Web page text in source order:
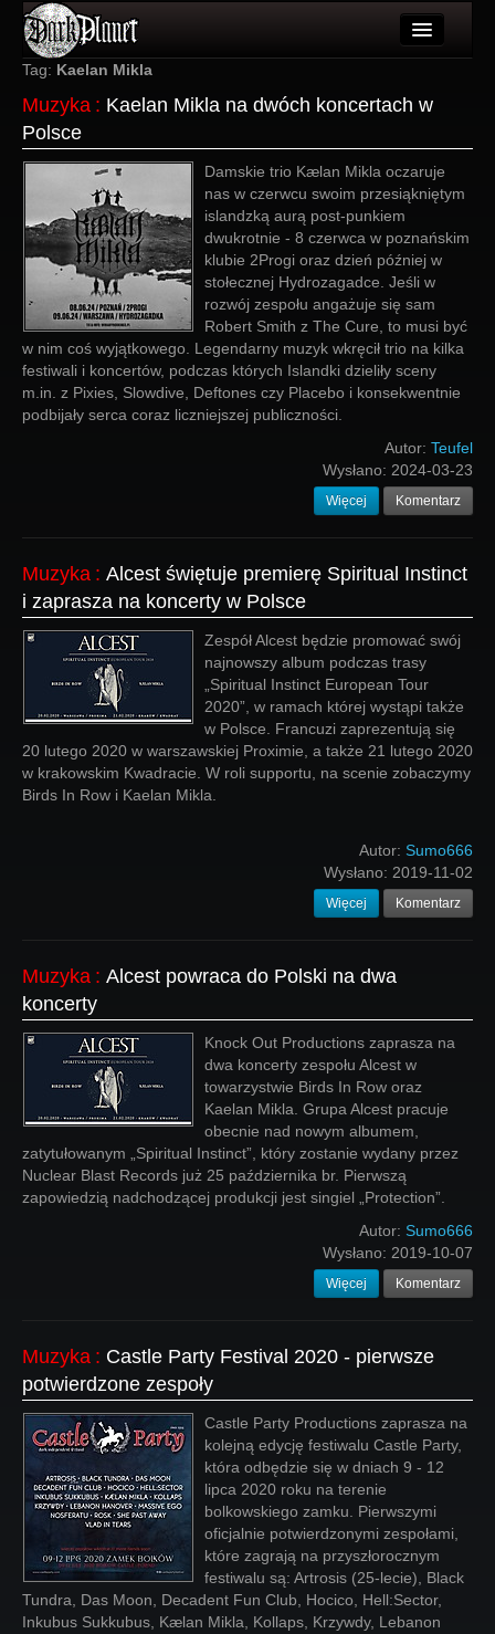
Artykuły
Użytkownicy
Wydarzenia
Galeria
Forum
Więcej
Login
Tag: Kaelan Mikla
Muzyka : Kaelan Mikla na dwóch koncertach w
Polsce
Damskie trio Kælan Mikla oczaruje
nas w czerwcu swoim przesiąkniętym
islandzką aurą post-punkiem
dwukrotnie - 8 czerwca w poznańskim
klubie 2Progi oraz dzień później w
stołecznej Hydrozagadce. Jeśli w
rozwój zespołu angażuje się sam
Robert Smith z The Cure, to musi być
w nim coś wyjątkowego. Legendarny muzyk wkręcił trio na kilka
festiwali i koncertów, podczas których Islandki dzieliły sceny
m.in. z Pixies, Slowdive, Deftones czy Placebo i konsekwentnie
podbijały serca coraz liczniejszej publiczności.
Autor: Teufel
Wysłano: 2024-03-23
Więcej Komentarz
Muzyka : Alcest świętuje premierę Spiritual Instinct
i zaprasza na koncerty w Polsce
Zespół Alcest będzie promować swój
najnowszy album podczas trasy
„Spiritual Instinct European Tour
2020”, w ramach której wystąpi także
w Polsce. Francuzi zaprezentują się
20 lutego 2020 w warszawskiej Proximie, a także 21 lutego 2020
w krakowskim Kwadracie. W roli supportu, na scenie zobaczymy
Birds In Row i Kaelan Mikla.
Autor: Sumo666
Wysłano: 2019-11-02
Więcej Komentarz
Muzyka : Alcest powraca do Polski na dwa
koncerty
Knock Out Productions zaprasza na
dwa koncerty zespołu Alcest w
towarzystwie Birds In Row oraz
Kaelan Mikla. Grupa Alcest pracuje
obecnie nad nowym albumem,
zatytułowanym „Spiritual Instinct”, który zostanie wydany przez
Nuclear Blast Records już 25 października br. Pierwszą
zapowiedzią nadchodzącej produkcji jest singiel „Protection”.
Autor: Sumo666
Wysłano: 2019-10-07
Więcej Komentarz
Muzyka : Castle Party Festival 2020 - pierwsze
potwierdzone zespoły
Castle Party Productions zaprasza na
kolejną edycję festiwalu Castle Party,
która odbędzie się w dniach 9 - 12
lipca 2020 roku na terenie
bolkowskiego zamku. Pierwszymi
oficjalnie potwierdzonymi zespołami,
które zagrają na przyszłorocznym
festiwalu są: Artrosis (25-lecie), Black
Tundra, Das Moon, Decadent Fun Club, Hocico, Hell:Sector,
Inkubus Sukkubus, Kælan Mikla, Kollaps, Krzywdy, Lebanon